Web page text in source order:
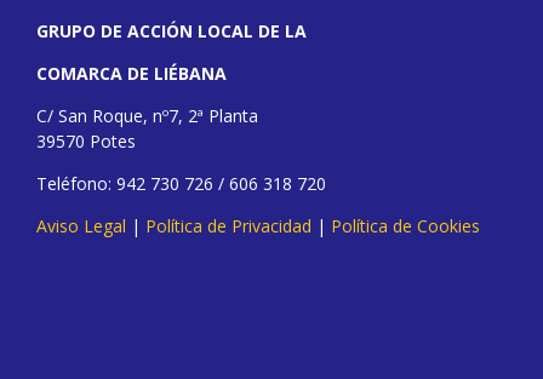
GRUPO DE ACCIÓN LOCAL DE LA
COMARCA DE LIÉBANA
C/ San Roque, nº7, 2ª Planta
39570 Potes
Teléfono: 942 730 726 / 606 318 720
Aviso Legal | Política de Privacidad | Política de Cookies